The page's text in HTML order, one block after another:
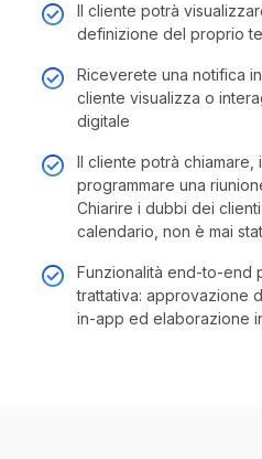
Il cliente potrà
definizione del proprio
Riceverete una notifica
cliente visualizza o
digitale
Il cliente potrà chiamare,
programmare una
Chiarire i dubbi dei
calendario, non è mai
Funzionalità end-to-end
trattativa: approvazione
in-app ed elaborazione